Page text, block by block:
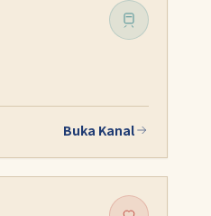
Buka Kanal